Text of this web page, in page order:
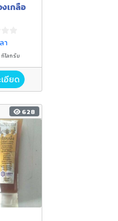
เกลือ
า
โลกรัม
อียด
628